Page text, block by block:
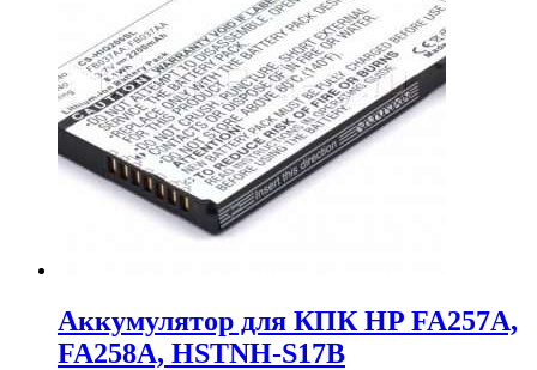
Аккумулятор для КПК HP FA257A,
FA258A, HSTNH-S17B